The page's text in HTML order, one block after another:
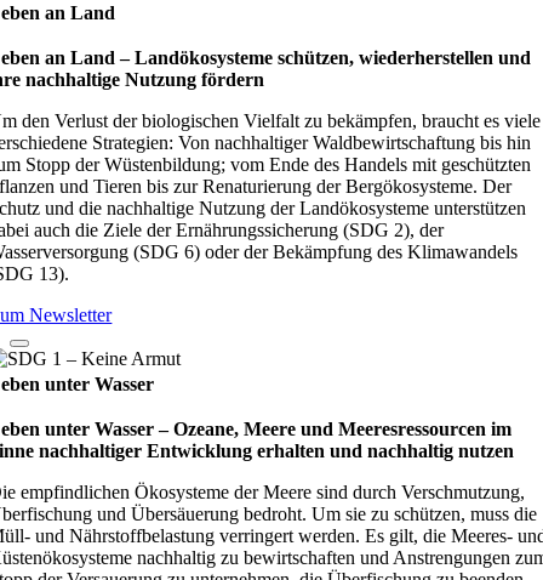
an Land
an Land – Lan­d­öko­sys­teme schüt­zen, wie­der­her­stel­len und
nach­hal­tige Nut­zung för­dern
den Verlust der biologischen Vielfalt zu bekämpfen, braucht es viele
Strategien: Von nachhaltiger Waldbewirtschaftung bis hin
Stopp der Wüstenbildung; vom Ende des Handels mit geschützten
und Tieren bis zur Renaturierung der Bergökosysteme. Der
und die nachhaltige Nutzung der Landökosysteme unterstützen
auch die Ziele der Ernährungssicherung (SDG 2), der
(SDG 6) oder der Bekämpfung des Klimawandels
13).
Newsletter
unter Wasser
unter Wasser – Oze­ane, Meere und Mee­res­res­sour­cen im
nach­hal­ti­ger Ent­wick­lung erhal­ten und nach­hal­tig nut­zen
empfindlichen Ökosysteme der Meere sind durch Verschmutzung,
und Übersäuerung bedroht. Um sie zu schützen, muss die
und Nährstoffbelastung verringert werden. Es gilt, die Meeres-
nachhaltig zu bewirtschaften und Anstrengungen